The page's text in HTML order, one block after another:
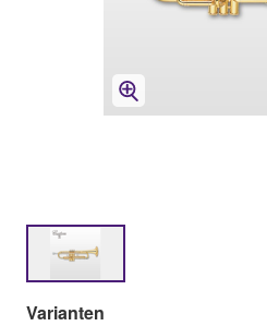
Varianten